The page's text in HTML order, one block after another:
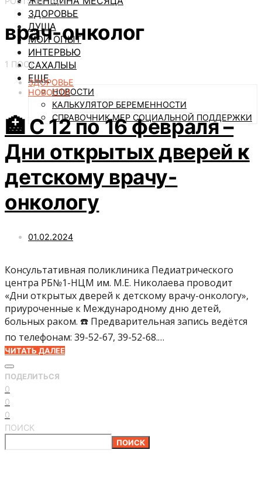
ЗДОРОВЬЕ
ДУША
МОЙ ОПЫТ
ИНТЕРВЬЮ
САХАЛЫЫ
ЕЩЕ
НОВОСТИ
КАЛЬКУЛЯТОР БЕРЕМЕННОСТИ
СПРАВОЧНИК МЕР СОЦИАЛЬНОЙ ПОДДЕРЖКИ
врач-онколог
1 ПОСТ
ЗДОРОВЬЕ
НОВОСТИ
🏥 С 12 по 16 февраля –
Дни открытых дверей к
детскому врачу-
онкологу
01.02.2024
Консультативная поликлиника Педиатрического
центра РБ№1-НЦМ им. М.Е. Николаева проводит
«Дни открытых дверей к детскому врачу-онкологу»,
приуроченные к Международному дню детей,
больных раком. ☎️ Предварительная запись ведётся
по телефонам: 39-52-67, 39-52-68.…
ЧИТАТЬ ДАЛЕЕ
ПОДЕЛИТЬСЯ
0
0
0
ПОИСК
ПОИСК